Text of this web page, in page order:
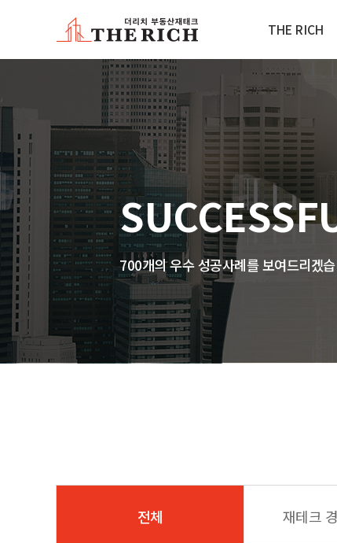
THE RICH
700개의 우수 성공사례를 보여드리겠
전체 재테크